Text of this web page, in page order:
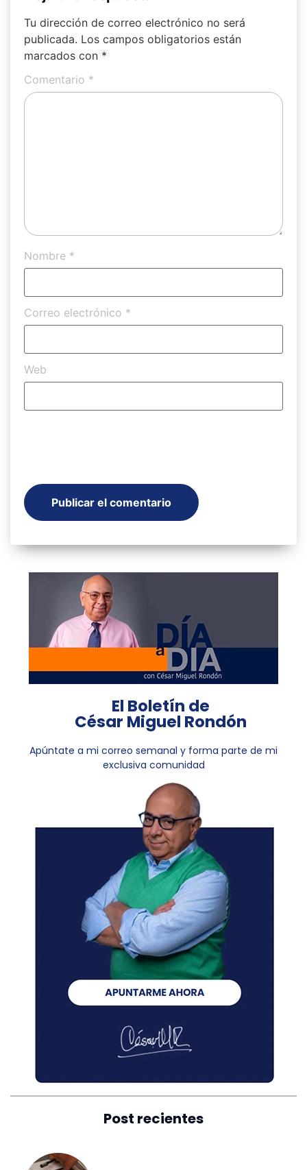
Tu dirección de correo electrónico no será
publicada. Los campos obligatorios están
marcados con *
Comentario *
Nombre *
Correo electrónico *
Web
El Boletín de
César Miguel Rondón
Apúntate a mi correo semanal y forma parte de mi
exclusiva comunidad
Post recientes